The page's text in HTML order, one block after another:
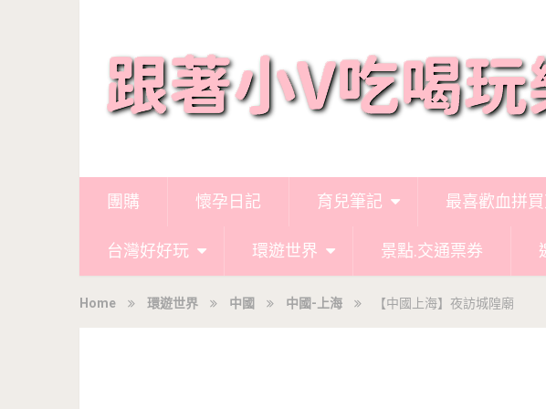
團購 懷孕日記 育兒筆記 最喜歡血拼
台灣好好玩 環遊世界 景點.交通票券
Home 環遊世界 中國 中國-上海 【中國上海】夜訪城隍廟